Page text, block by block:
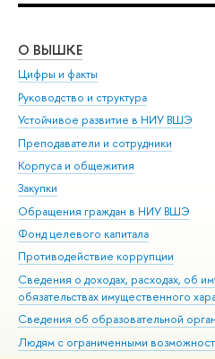
О ВЫШКЕ
Цифры и факты
Руководство и структура
Устойчивое развитие в НИУ ВШЭ
Преподаватели и сотрудники
Корпуса и общежития
Закупки
Обращения граждан в НИУ ВШЭ
Фонд целевого капитала
Противодействие коррупции
Сведения о доходах, расходах, об
обязательствах имущественного
Сведения об образовательной
Людям с ограниченными